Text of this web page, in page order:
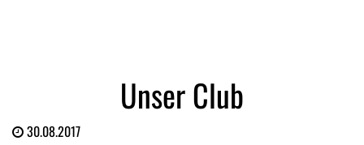
Unser Club
30.08.2017